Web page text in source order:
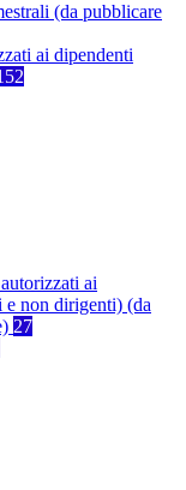
(da pubblicare
ai dipendenti
ai
non dirigenti) (da
27